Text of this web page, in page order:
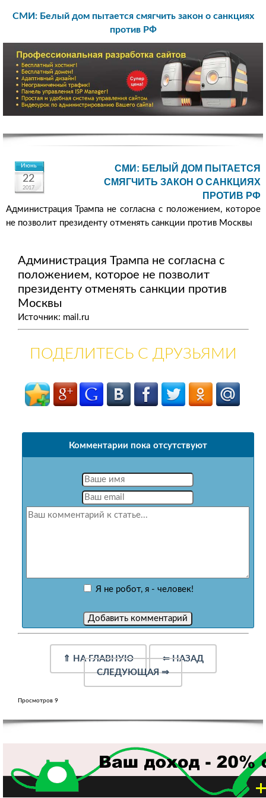
СМИ: Белый дом пытается смягчить закон о санкциях
против РФ
Июнь
22
2017
СМИ: БЕЛЫЙ ДОМ ПЫТАЕТСЯ
СМЯГЧИТЬ ЗАКОН О САНКЦИЯХ
ПРОТИВ РФ
Администрация Трампа не согласна с положением, которое
не позволит президенту отменять санкции против Москвы
Администрация Трампа не согласна с
положением, которое не позволит
президенту отменять санкции против
Москвы
Источник: mail.ru
ПОДЕЛИТЕСЬ С ДРУЗЬЯМИ
Комментарии пока отсутствуют
Я не робот, я - человек!
⇑ НА ГЛАВНУЮ ⇐НАЗАД
СЛЕДУЮЩАЯ⇒
Просмотров 9